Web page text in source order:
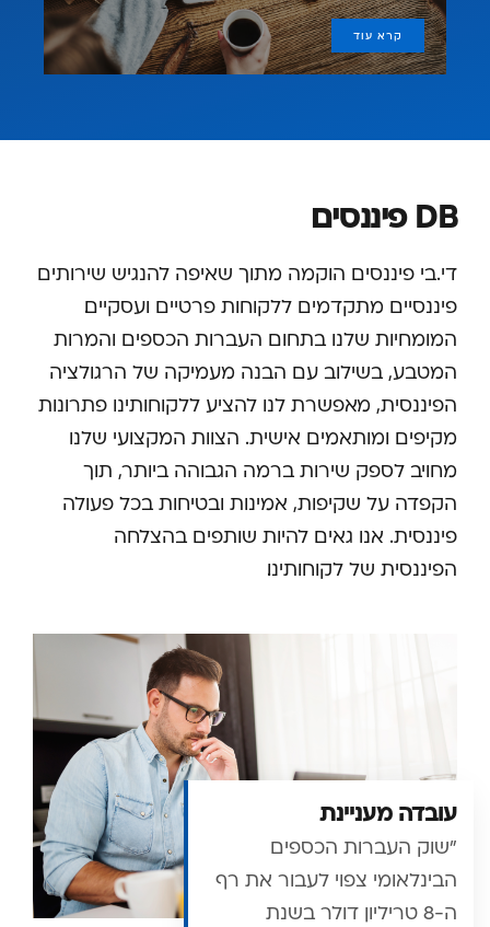
קרא עוד
עובדה מעניינת
"שוק העברות הכספים
הבינלאומי צפוי לעבור את רף
ה-8 טריליון דולר בשנת
DB פיננסים
די.בי פיננסים הוקמה מתוך שאיפה להנגיש שירותים
פיננסיים מתקדמים ללקוחות פרטיים ועסקיים.
המומחיות שלנו בתחום העברות הכספים והמרות
המטבע, בשילוב עם הבנה מעמיקה של הרגולציה
הפיננסית, מאפשרת לנו להציע ללקוחותינו פתרונות
מקיפים ומותאמים אישית. הצוות המקצועי שלנו
מחויב לספק שירות ברמה הגבוהה ביותר, תוך
הקפדה על שקיפות, אמינות ובטיחות בכל פעולה
פיננסית. אנו גאים להיות שותפים בהצלחה
הפיננסית של לקוחותינו.